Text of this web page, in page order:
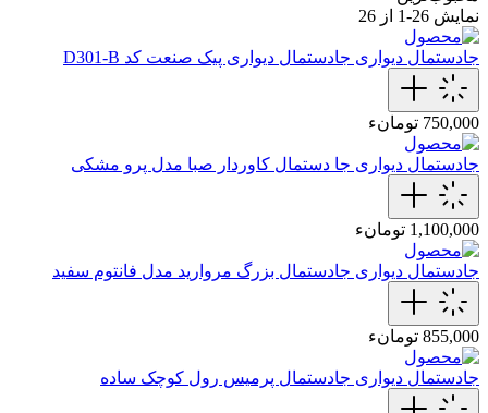
نمایش 26-1 از 26
جادستمال دیواری جادستمال‌ دیواری پیک صنعت کد D301-B
750,000 تومانء
جادستمال دیواری جا دستمال کاوردار صبا مدل پرو مشکی
1,100,000 تومانء
جادستمال دیواری جادستمال‌ بزرگ مروارید مدل فانتوم سفید
855,000 تومانء
جادستمال دیواری جادستمال پرمیس رول کوچک ساده